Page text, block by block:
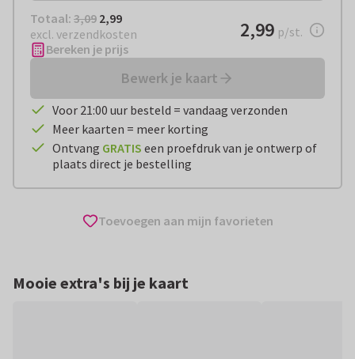
Totaal: € 2,99
Totaal: 3,09 2,99
excl. verzendkosten
€ 2,99per stuk
2,99 p/st.
Bereken je prijs
Bewerk je kaart
Voor 21:00 uur besteld = vandaag verzonden
Meer kaarten = meer korting
Ontvang GRATIS een proefdruk van je ontwerp of
plaats direct je bestelling
Toevoegen aan mijn favorieten
Mooie extra's bij je kaart